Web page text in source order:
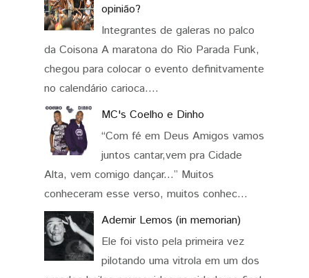
opinião?
Integrantes de galeras no palco
da Coisona A maratona do Rio Parada Funk,
chegou para colocar o evento definitvamente
no calendário carioca....
MC's Coelho e Dinho
“Com fé em Deus Amigos vamos
juntos cantar,vem pra Cidade
Alta, vem comigo dançar...” Muitos
conheceram esse verso, muitos conhec...
Ademir Lemos (in memorian)
Ele foi visto pela primeira vez
pilotando uma vitrola em um dos